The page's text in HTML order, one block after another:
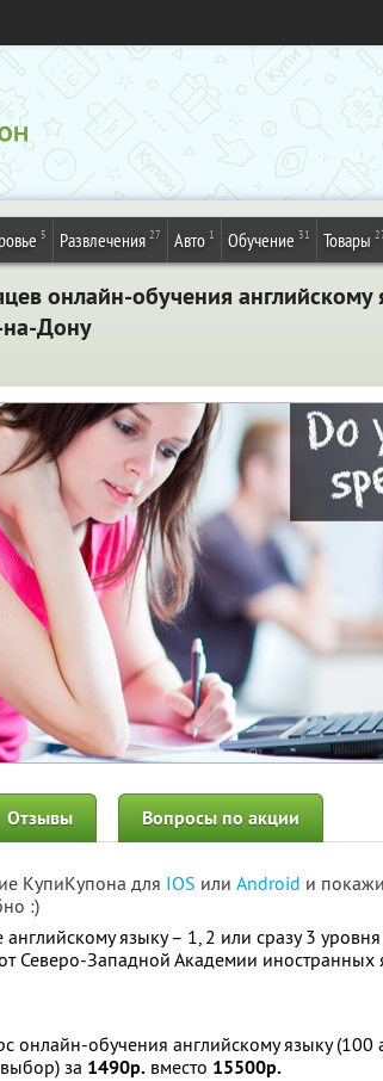
5 Развлечения 27 Авто 1 Обучение 31 Товары
онлайн-обучения
на-Дону
Отзывы Вопросы по акции
КупиКупона для IOS или Android и
:)
языку – 1, 2 или сразу 3
Северо-Западной Академии иностранных
онлайн-обучения английскому языку (100
за 1490р. вместо 15500р.